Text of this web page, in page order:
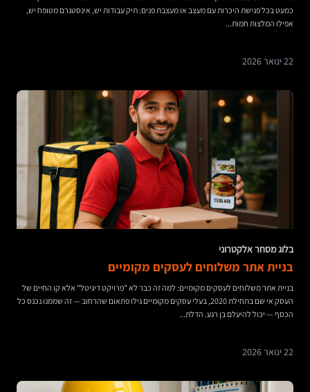
כמעט בכל פגישת היכרות עם מעצב או מעצבת פנים: תיק עבודות יש, אינסטגרם מטופח יש,
אפילו המלצות חמות...
22 ינואר 2026
בלוג מסחר אלקטרוני
בניית אתר משלוחים לעסקים מקומיים
בניית אתר משלוחים לעסקים מקומיים: למה זה כבר לא "פרויקט דיגיטל" אלא קו החיים של
העסק אי שם בתחילת 2020, בעלי עסקים מקומיים גילו פתאום שהרחוב — זה שממנו נכנס כל
הכסף — יכול להיעלם בן רגע. הדלת...
22 ינואר 2026